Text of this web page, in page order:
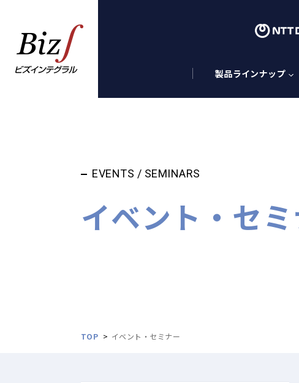
製品ラインナップ
EVENTS / SEMINARS
イベント・セ
TOP イベント・セミナー